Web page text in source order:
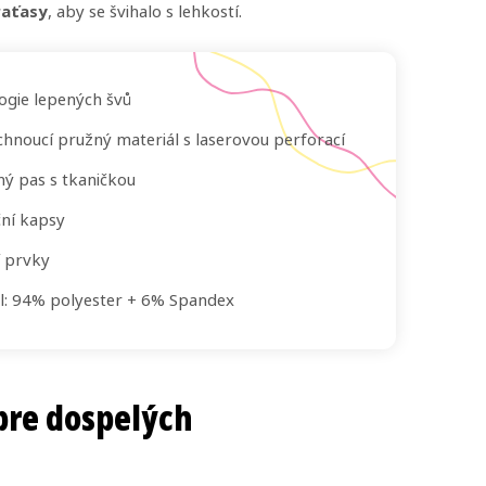
, aby se švihalo s lehkostí.
lepených švů
pružný materiál s laserovou perforací
pas s tkaničkou
kapsy
prvky
94% polyester + 6% Spandex
dospelých